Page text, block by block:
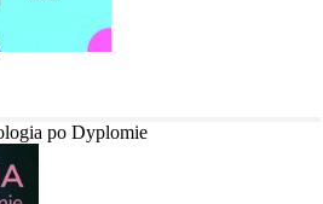
po Dyplomie